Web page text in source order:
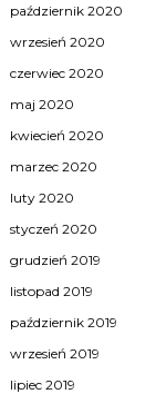
październik 2020
wrzesień 2020
czerwiec 2020
maj 2020
kwiecień 2020
marzec 2020
luty 2020
styczeń 2020
grudzień 2019
listopad 2019
październik 2019
wrzesień 2019
lipiec 2019